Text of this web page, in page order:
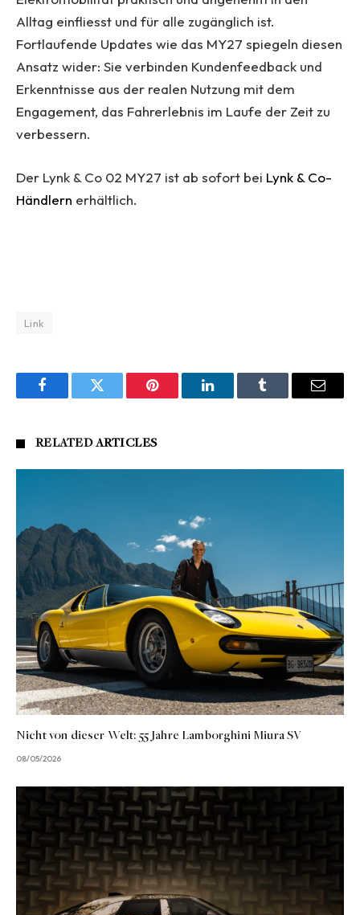
Alltag einfliesst und für alle zugänglich ist.
Fortlaufende Updates wie das MY27 spiegeln diesen
Ansatz wider: Sie verbinden Kundenfeedback und
Erkenntnisse aus der realen Nutzung mit dem
Engagement, das Fahrerlebnis im Laufe der Zeit zu
verbessern.
Der Lynk & Co 02 MY27 ist ab sofort bei Lynk & Co-
Händlern erhältlich.
Link
FacebookTwitter Pinterest LinkedInTumblr Email
RELATEDARTICLES
Nicht von dieser Welt: 55 Jahre Lamborghini Miura SV
08/05/2026